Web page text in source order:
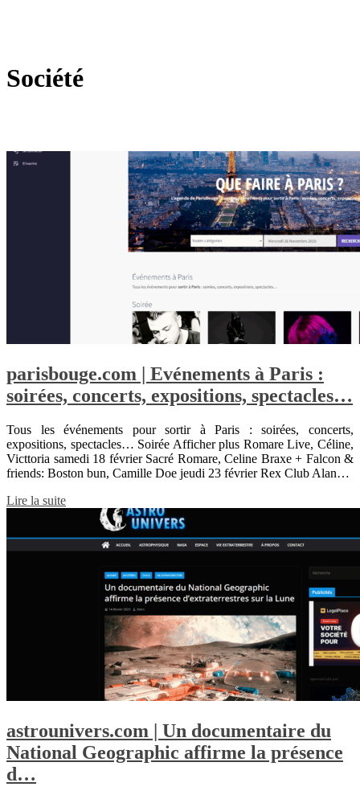
Société
parisbouge.com | Evénements à Paris :
soirées, concerts, expositions, spectacles…
Tous les événements pour sortir à Paris : soirées, concerts,
expositions, spectacles… Soirée Afficher plus Romare Live, Céline,
Victtoria samedi 18 février Sacré Romare, Celine Braxe + Falcon &
friends: Boston bun, Camille Doe jeudi 23 février Rex Club Alan…
Lire la suite
astrounivers.com | Un documentaire du
National Geographic affirme la présence
d…